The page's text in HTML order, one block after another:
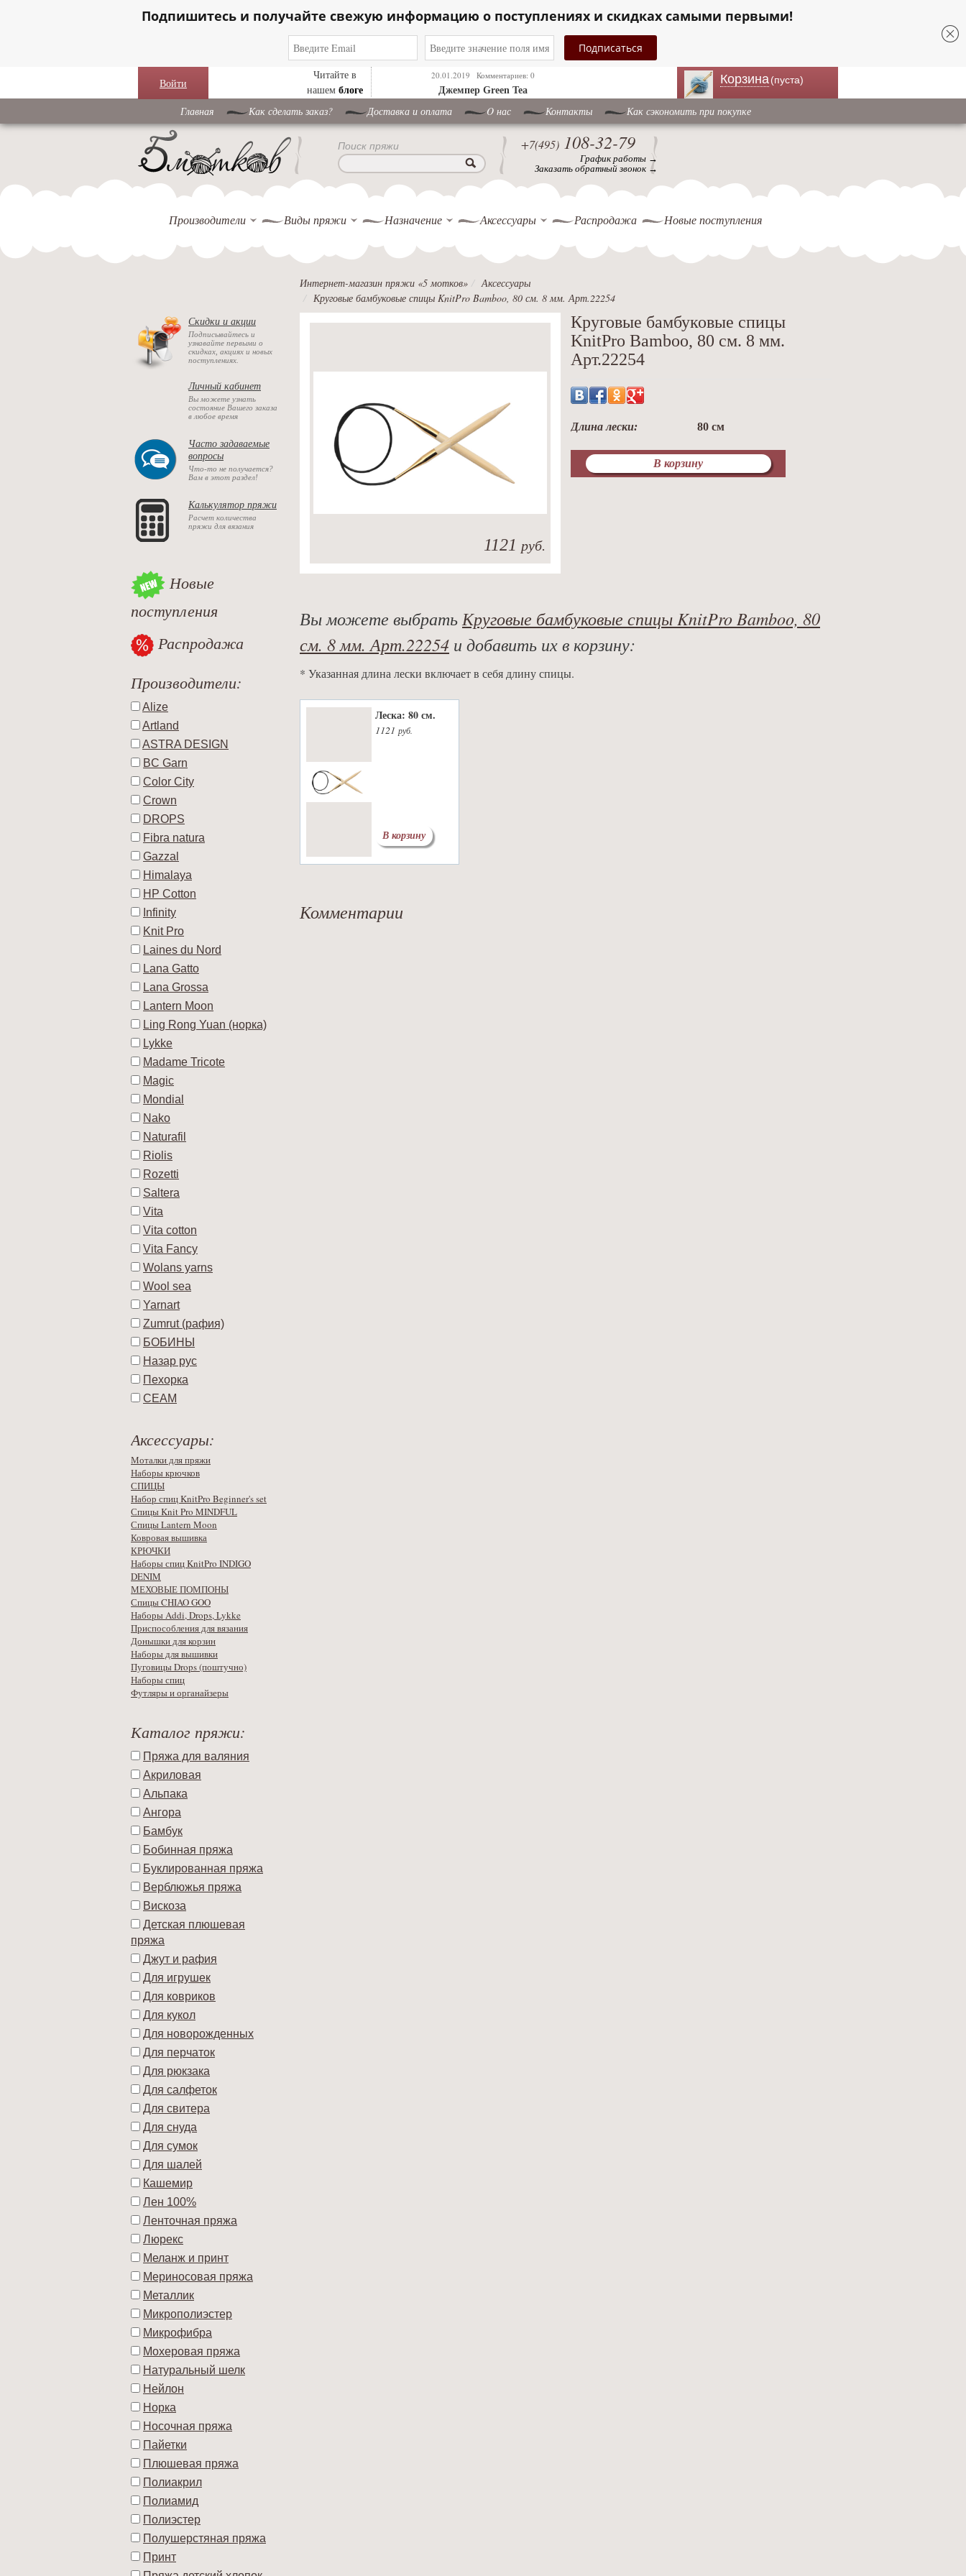
Подпишитесь и получайте свежую информацию о поступлениях и скидках самыми первыми!
Войти
Читайте в
нашем блоге
20.01.2019
Комментариев: 0
Джемпер Green Tea
Корзина(пуста)
Главная Как сделать заказ? Доставка и оплата O нас Контакты Как сэкономить при покупке
Поиск пряжи +7(495) 108-32-79
График работы →
Заказать обратный звонок →
Производители Виды пряжи Назначение Аксессуары Распродажа Новые поступления
Скидки и акции
Подписывайтесь и
узнавайте первыми о
скидках, акциях и новых
поступлениях.
Личный кабинет
Вы можете узнать
состояние Вашего заказа
в любое время
Часто задаваемые
вопросы
Что-то не получается?
Вам в этот раздел!
Калькулятор пряжи
Расчет количества
пряжи для вязания
Новые
поступления
Распродажа
Производители:
Alize
Artland
ASTRA DESIGN
BC Garn
Color City
Crown
DROPS
Fibra natura
Gazzal
Himalaya
HP Cotton
Infinity
Knit Pro
Laines du Nord
Lana Gatto
Lana Grossa
Lantern Moon
Ling Rong Yuan (норка)
Lykke
Madame Tricote
Magic
Mondial
Nako
Naturafil
Riolis
Rozetti
Saltera
Vita
Vita cotton
Vita Fancy
Wolans yarns
Wool sea
Yarnart
Zumrut (рафия)
БОБИНЫ
Назар рус
Пехорка
СЕАМ
Аксессуары:
Моталки для пряжи
Наборы крючков
СПИЦЫ
Набор спиц KnitPro Beginner's set
Спицы Knit Pro MINDFUL
Спицы Lantern Moon
Ковровая вышивка
КРЮЧКИ
Наборы спиц KnitPro INDIGO
DENIM
МЕХОВЫЕ ПОМПОНЫ
Спицы CHIAO GOO
Наборы Addi, Drops, Lykke
Приспособления для вязания
Донышки для корзин
Наборы для вышивки
Пуговицы Drops (поштучно)
Наборы спиц
Футляры и органайзеры
Каталог пряжи:
Пряжа для валяния
Акриловая
Альпака
Ангора
Бамбук
Бобинная пряжа
Буклированная пряжа
Верблюжья пряжа
Вискоза
Детская плюшевая
пряжа
Джут и рафия
Для игрушек
Для ковриков
Для кукол
Для новорожденных
Для перчаток
Для рюкзака
Для салфеток
Для свитера
Для снуда
Для сумок
Для шалей
Кашемир
Лен 100%
Ленточная пряжа
Люрекс
Меланж и принт
Мериносовая пряжа
Металлик
Микрополиэстер
Микрофибра
Мохеровая пряжа
Натуральный шелк
Нейлон
Норка
Носочная пряжа
Пайетки
Плюшевая пряжа
Полиакрил
Полиамид
Полиэстер
Полушерстяная пряжа
Принт
Интернет-магазин пряжи «5 мотков»
Аксессуары
Круговые бамбуковые спицы KnitPro Bamboo, 80 см. 8 мм. Арт.22254
1121 руб.
Круговые бамбуковые спицы
KnitPro Bamboo, 80 см. 8 мм.
Арт.22254
Длина лески: 80 см
В корзину
Вы можете выбрать Круговые бамбуковые спицы KnitPro Bamboo, 80
см. 8 мм. Арт.22254 и добавить их в корзину:
* Указанная длина лески включает в себя длину спицы.
Леска: 80 см.
1121руб.
В корзину
Комментарии